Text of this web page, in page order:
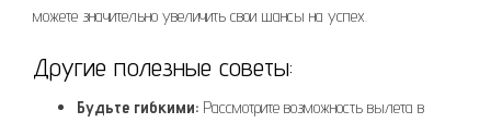
можете значительно увеличить свои шансы на успех.
Другие полезные советы:
Будьте гибкими: Рассмотрите возможность вылета в